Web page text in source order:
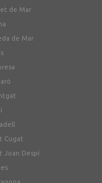
de Mar
de Mar
Cugat
Joan Despí